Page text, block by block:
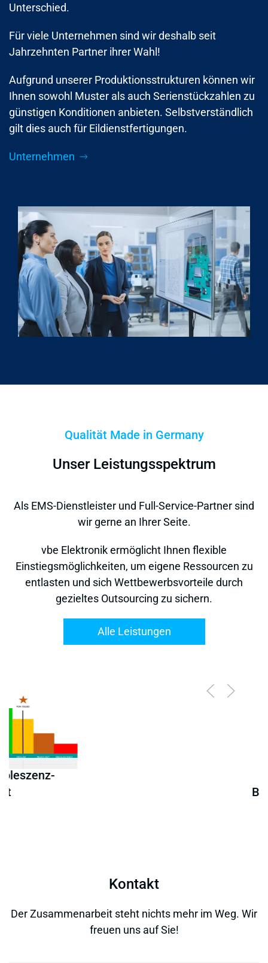
Unterschied.
Für viele Unternehmen sind wir deshalb seit
Jahrzehnten Partner ihrer Wahl!
Aufgrund unserer Produktionsstrukturen können wir
Ihnen sowohl Muster als auch Serienstückzahlen zu
günstigen Konditionen anbieten. Selbstverständlich
gilt dies auch für Eildienstfertigungen.
Unternehmen
Qualität Made in Germany
Unser Leistungsspektrum
Als EMS-Dienstleister und Full-Service-Partner sind
wir gerne an Ihrer Seite.
vbe Elektronik ermöglicht Ihnen flexible
Einstiegsmöglichkeiten, um eigene Ressourcen zu
entlasten und sich Wettbewerbsvorteile durch
gezieltes Outsourcing zu sichern.
Alle Leistungen
Kontakt
Der Zusammenarbeit steht nichts mehr im Weg. Wir
freuen uns auf Sie!